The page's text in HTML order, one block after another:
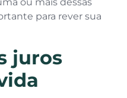
ou mais dessas
para rever sua
juros